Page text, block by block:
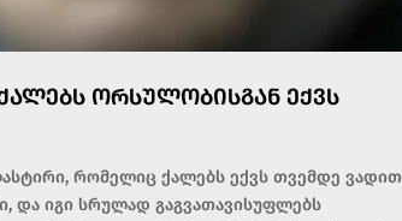
ᲝᲠᲡᲣᲚᲝᲑᲘᲡᲒᲐᲜ ᲔᲥᲕᲡ
რომელიც ქალებს ექვს თვემდე ვადით
და იგი სრულად გაგვათავისუფლებს